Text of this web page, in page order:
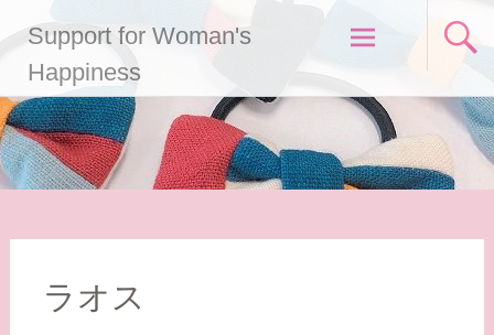
ン
ン
ツ
へ
ス
Support for Woman's
Happiness
ラオス